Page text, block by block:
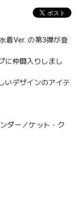
着Ver. の第3弾が登
に仲間入りしまし
いデザインのアイテ
ダー／ケット・ク